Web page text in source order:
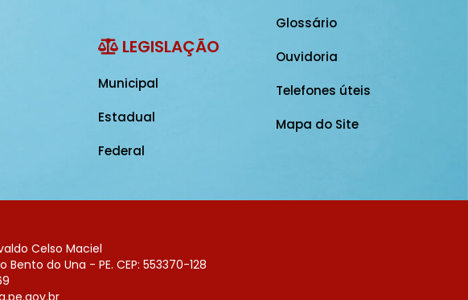
LEGISLAÇÃO
Municipal
Estadual
Federal
Glossário
Ouvidoria
Telefones úteis
Mapa do Site
Celso Maciel
Bento do Una - PE. CEP: 553370-128